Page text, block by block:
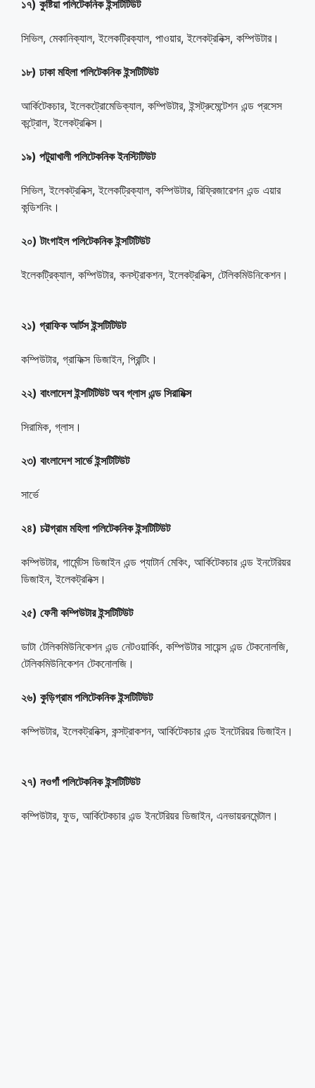
১৭) কুষ্টিয়া পলিটেকনিক ইন্সটিটিউট
সিভিল, মেকানিক্যাল, ইলেকট্রিক্যাল, পাওয়ার, ইলেকট্রনিক্স, কম্পিউটার।
১৮) ঢাকা মহিলা পলিটেকনিক ইন্সটিটিউট
আর্কিটেকচার, ইলেকট্রোমেডিক্যাল, কম্পিউটার, ইন্সট্রুমেন্টেশন এন্ড প্রসেস
কন্ট্রোল, ইলেকট্রনিক্স।
১৯) পটুয়াখালী পলিটেকনিক ইনস্টিটিউট
সিভিল, ইলেকট্রনিক্স, ইলেকট্রিক্যাল, কম্পিউটার, রিফ্রিজারেশন এন্ড এয়ার
কন্ডিশনিং।
২০) টাংগাইল পলিটেকনিক ইন্সটিটিউট
ইলেকট্রিক্যাল, কম্পিউটার, কনস্ট্রাকশন, ইলেকট্রনিক্স, টেলিকমিউনিকেশন।
২১) গ্রাফিক আর্টস ইন্সটিটিউট
কম্পিউটার, গ্রাফিক্স ডিজাইন, প্রিন্টিং।
২২) বাংলাদেশ ইন্সটিটিউট অব গ্লাস এন্ড সিরামিক্স
সিরামিক, গ্লাস।
২৩) বাংলাদেশ সার্ভে ইন্সটিটিউট
সার্ভে
২৪) চট্টগ্রাম মহিলা পলিটেকনিক ইন্সটিটিউট
কম্পিউটার, গার্মেন্টস ডিজাইন এন্ড প্যাটার্ন মেকিং, আর্কিটেকচার এন্ড ইনটেরিয়র
ডিজাইন, ইলেকট্রনিক্স।
২৫) ফেনী কম্পিউটার ইন্সটিটিউট
ডাটা টেলিকমিউনিকেশন এন্ড নেটওয়ার্কিং, কম্পিউটার সায়েন্স এন্ড টেকনোলজি,
টেলিকমিউনিকেশন টেকনোলজি।
২৬) কুড়িগ্রাম পলিটেকনিক ইন্সটিটিউট
কম্পিউটার, ইলেকট্রনিক্স, কন্সট্রাকশন, আর্কিটেকচার এন্ড ইনটেরিয়র ডিজাইন।
২৭) নওগাঁ পলিটেকনিক ইন্সটিটিউট
কম্পিউটার, ফুড, আর্কিটেকচার এন্ড ইনটেরিয়র ডিজাইন, এনভায়রনমেন্টাল।